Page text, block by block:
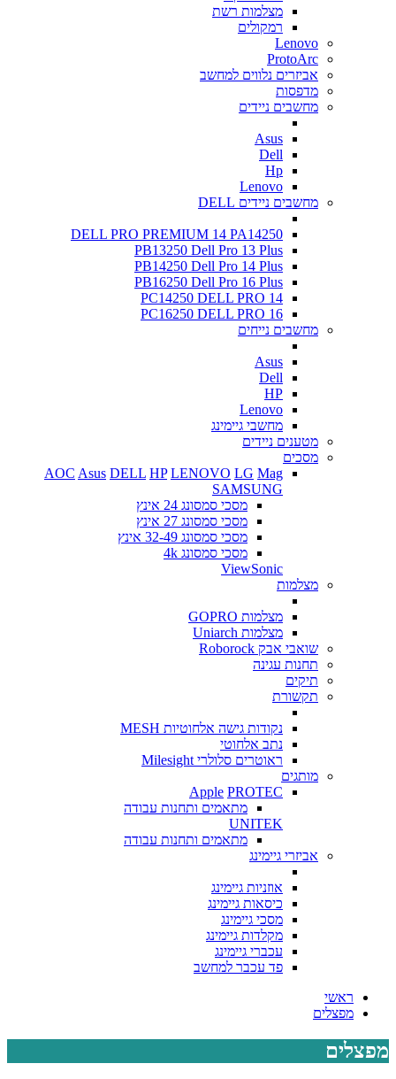
מצלמות רשת
רמקולים
Lenovo
ProtoArc
אביזרים נלווים למחשב
מדפסות
מחשבים ניידים
Asus
Dell
Hp
Lenovo
מחשבים ניידים DELL
DELL PRO PREMIUM 14 PA14250
PB13250 Dell Pro 13 Plus
PB14250 Dell Pro 14 Plus
PB16250 Dell Pro 16 Plus
PC14250 DELL PRO 14
PC16250 DELL PRO 16
מחשבים נייחים
Asus
Dell
HP
Lenovo
מחשבי גיימינג
מטענים ניידים
מסכים
AOC Asus DELL HP LENOVO LG Mag
SAMSUNG
מסכי סמסונג 24 אינץ
מסכי סמסונג 27 אינץ
מסכי סמסונג 32-49 אינץ
מסכי סמסונג 4k
ViewSonic
מצלמות
מצלמות GOPRO
מצלמות Uniarch
שואבי אבק Roborock
תחנות עגינה
תיקים
תקשורת
נקודות גישה אלחוטיות MESH
נתב אלחוטי
ראוטרים סלולרי Milesight
מותגים
Apple PROTEC
מתאמים ותחנות עבודה
UNITEK
מתאמים ותחנות עבודה
אביזרי גיימינג
אוזניות גיימינג
כיסאות גיימינג
מסכי גיימינג
מקלדות גיימינג
עכברי גיימינג
פד עכבר למחשב
ראשי
מפצלים
מפצלים